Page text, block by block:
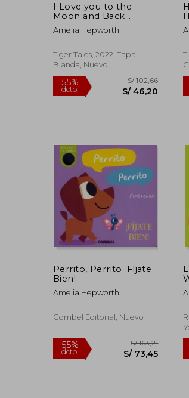
I Love you to the
Moon and Back
Sticker Activity: Sticker
Activity Book (en
Amelia Hepworth
Tiger Tales, 2022, Tapa
Blanda, Nuevo
55%
dcto.
S/ 102,66
S/ 46,20
Perrito, Perrito. Fíjate
Bien!
Amelia Hepworth
Combel Editorial, Nuevo